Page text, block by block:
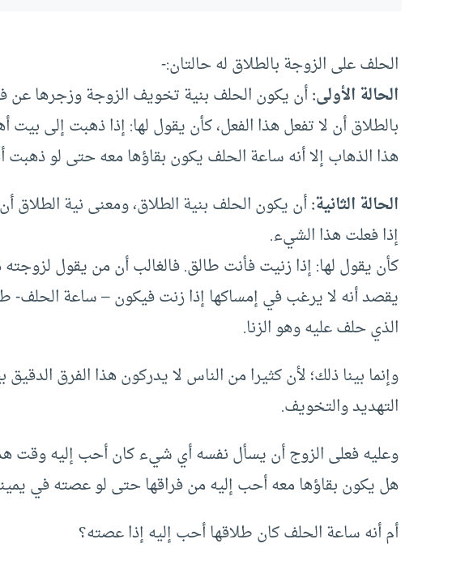
الحلف على الزوجة بالطلاق له حالتان:-
الحالة الأولى:أن يكون الحلف بنية تخويف الزوجة وزجرها
بالطلاق أن لا تفعل هذا الفعل، كأن يقول لها: إذا ذهبت إلى
هذا الذهاب إلا أنه ساعة الحلف يكون بقاؤها معه حتى لو ذهبت
الحالة الثانية:أن يكون الحلف بنية الطلاق، ومعنى نية الطلاق
إذا فعلت هذا الشيء.
كأن يقول لها: إذا زنيت فأنت طالق. فالغالب أن من يقول لزوجته
يقصد أنه لا يرغب في إمساكها إذا زنت فيكون – ساعة الحلف-
الذي حلف عليه وهو الزنا.
وإنما بينا ذلك؛ لأن كثيرا من الناس لا يدركون هذا الفرق
التهديد والتخويف.
وعليه فعلى الزوج أن يسأل نفسه أي شيء كان أحب إليه وقت
هل يكون بقاؤها معه أحب إليه من فراقها حتى لو عصته في
أم أنه ساعة الحلف كان طلاقها أحب إليه إذا عصته؟